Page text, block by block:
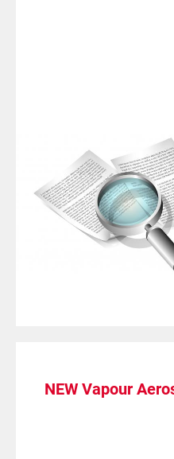
NEW Vapour